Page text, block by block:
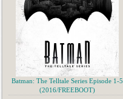
Batman: The Telltale Series Episode 1-5
(2016/FREEBOOT)